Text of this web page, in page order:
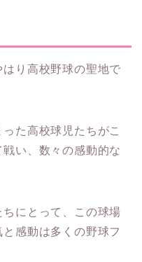
り高校野球の聖地で
た高校球児たちがこ
い、数々の感動的な
にとって、この球場
感動は多くの野球フ